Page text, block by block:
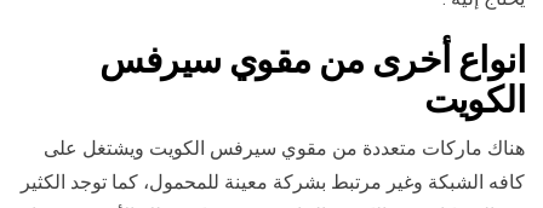
انواع أخرى من مقوي سيرفس
الكويت
هناك ماركات متعددة من مقوي سيرفس الكويت ويشتغل على
كافه الشبكة وغير مرتبط بشركة معينة للمحمول، كما توجد الكثير